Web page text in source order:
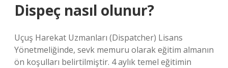
Dispeç nasıl olunur?
Uçuş Harekat Uzmanları (Dispatcher) Lisans
Yönetmeliğinde, sevk memuru olarak eğitim almanın
ön koşulları belirtilmiştir. 4 aylık temel eğitimin